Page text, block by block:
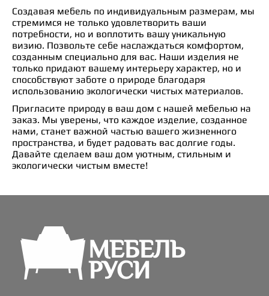
Создавая мебель по индивидуальным размерам, мы
стремимся не только удовлетворить ваши
потребности, но и воплотить вашу уникальную
визию. Позвольте себе наслаждаться комфортом,
созданным специально для вас. Наши изделия не
только придают вашему интерьеру характер, но и
способствуют заботе о природе благодаря
использованию экологически чистых материалов.
Пригласите природу в ваш дом с нашей мебелью на
заказ. Мы уверены, что каждое изделие, созданное
нами, станет важной частью вашего жизненного
пространства, и будет радовать вас долгие годы.
Давайте сделаем ваш дом уютным, стильным и
экологически чистым вместе!